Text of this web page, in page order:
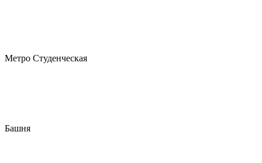
Метро Студенческая
Башня